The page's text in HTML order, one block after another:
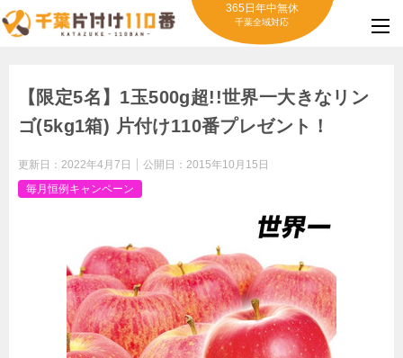
365日年中無休
千葉全域対応
【限定5名】1玉500g超!!世界一大きなリン
ゴ(5kg1箱) 片付け110番プレゼント！
更新日： 2022年4月7日 公開日： 2015年10月15日
毎月恒例キャンペーン